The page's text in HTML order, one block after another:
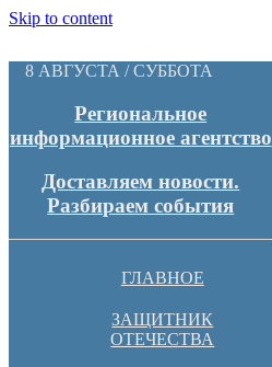
Skip to content
8 АВГУСТА / СУББОТА
Региональное
информационное агентство
Доставляем новости.
Разбираем события
ГЛАВНОЕ
ЗАЩИТНИК
ОТЕЧЕСТВА